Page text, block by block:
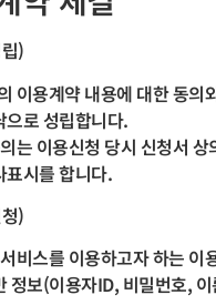
)
이용계약 내용에 대한 동의
으로 성립합니다.
는 이용신청 당시 신청서 상
표시를 합니다.
)
비스를 이용하고자 하는 이
정보(이용자ID, 비밀번호,